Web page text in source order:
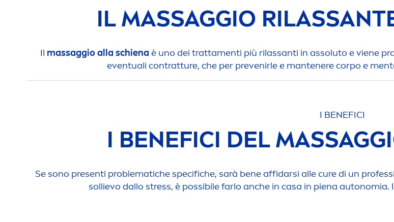
IL MASSAGGIO
Il massaggio alla schienaè uno dei trattamenti più rilassanti in assoluto e viene
eventuali contratture, che per prevenirle e mantenere corpo e men
I BENEFICI
I BENEFICI DEL
Se sono presenti problematiche specifiche, sarà bene affidarsi alle cure di un
sollievo dallo stress, è possibile farlo anche in casa in piena